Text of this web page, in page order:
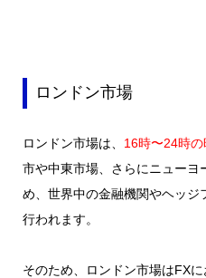
ロンドン市場
ロンドン市場は、 16時〜24時
市や中東市場、さらにニューヨ
め、世界中の金融機関やヘッ
行われます。
そのため、ロンドン市場はFX